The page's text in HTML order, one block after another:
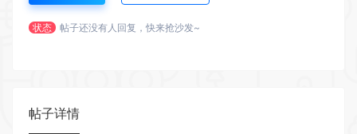
状态 帖子还没有人回复，快来抢沙发~
帖子详情